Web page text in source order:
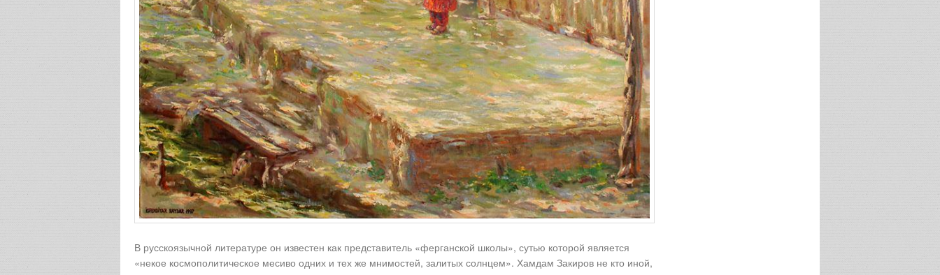
В русскоязычной литературе он известен как представитель «ферганской школы», сутью которой является
«некое космополитическое месиво одних и тех же мнимостей, залитых солнцем». Хамдам Закиров не кто иной,